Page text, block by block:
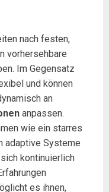
nach festen,
vorhersehbare
Im Gegensatz
und können
an
anpassen.
wie ein starres
adaptive Systeme
kontinuierlich
es ihnen,